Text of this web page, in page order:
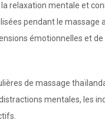
relaxation mentale et
pendant le massage
émotionnelles et
de massage
mentales, les